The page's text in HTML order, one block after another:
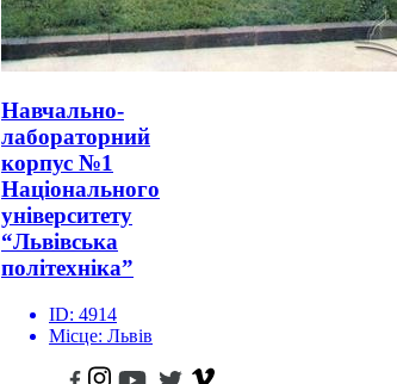
Навчально-
лабораторний
корпус №1
Національного
університету
“Львівська
політехніка”
ID: 4914
Місце: Львів